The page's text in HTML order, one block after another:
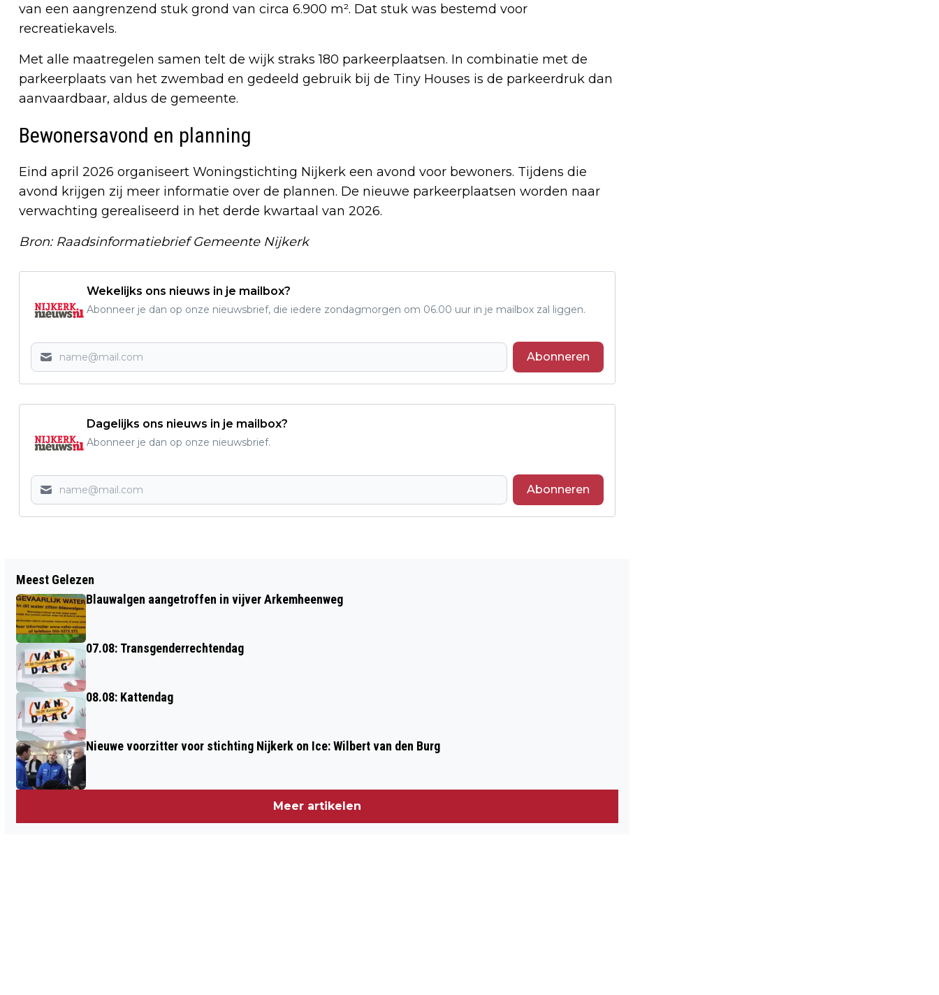
van een aangrenzend stuk grond van circa 6.900 m². Dat stuk was bestemd voor
recreatiekavels.
Met alle maatregelen samen telt de wijk straks 180 parkeerplaatsen. In combinatie met de
parkeerplaats van het zwembad en gedeeld gebruik bij de Tiny Houses is de parkeerdruk dan
aanvaardbaar, aldus de gemeente.
Bewonersavond en planning
Eind april 2026 organiseert Woningstichting Nijkerk een avond voor bewoners. Tijdens die
avond krijgen zij meer informatie over de plannen. De nieuwe parkeerplaatsen worden naar
verwachting gerealiseerd in het derde kwartaal van 2026.
Bron: Raadsinformatiebrief Gemeente Nijkerk
Wekelijks ons nieuws in je mailbox?
Abonneer je dan op onze nieuwsbrief, die iedere zondagmorgen om 06.00 uur in je mailbox zal liggen.
Abonneren
Dagelijks ons nieuws in je mailbox?
Abonneer je dan op onze nieuwsbrief.
Abonneren
"DIE MAN, DIE KAN ECHT HARDLOPEN"
HUISARTSPRAKTIJK DE RONDE TAFEL IN
Meest Gelezen
Blauwalgen aangetroffen in vijver Arkemheenweg
07.08: Transgenderrechtendag
08.08: Kattendag
Nieuwe voorzitter voor stichting Nijkerk on Ice: Wilbert van den Burg
Meer artikelen